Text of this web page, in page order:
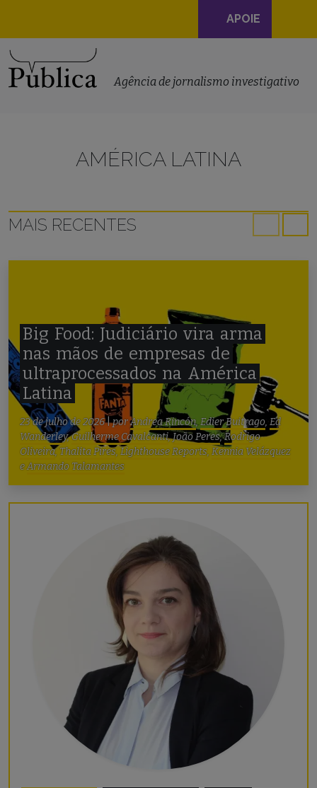
Navegação
principal
APOIE
Agência de jornalismo investigativo
AMÉRICA LATINA
MAIS RECENTES
Big Food: Judiciário vira arma
nas mãos de empresas de
ultraprocessados na América
Latina
23 de julho de 2026|porAndrea Rincón,Edier Buitrago, Ed
Wanderley,Guilherme Cavalcanti,João Peres,Rodrigo
Oliveira,Thalita Pires, Lighthouse Reports, Kennia Velázquez
eArmando Talamantes